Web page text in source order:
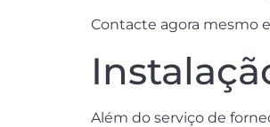
Contacte agora mesmo
Além do serviço de